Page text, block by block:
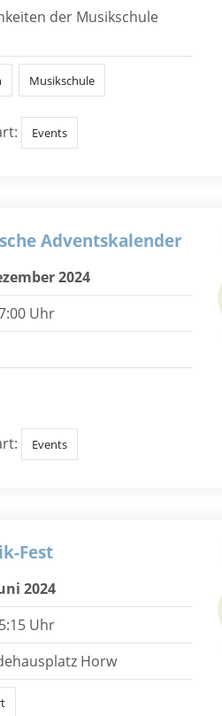
der Musikschule
Musikschule
Events
Adventskalender
2024
Uhr
Events
Fest
2024
Uhr
Horw